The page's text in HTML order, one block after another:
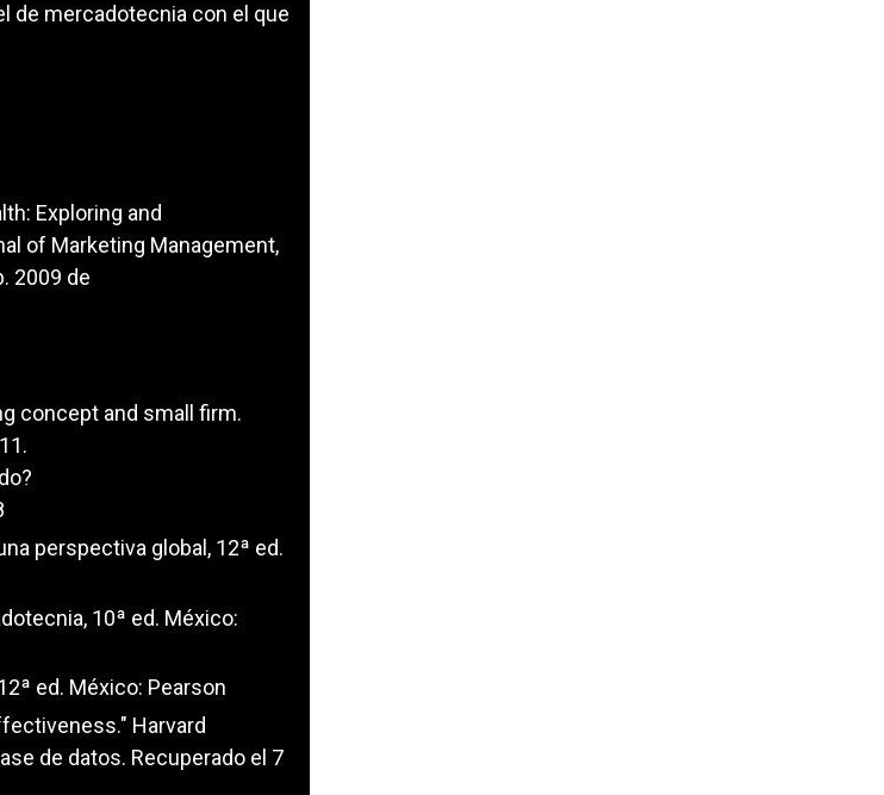
de mercadotecnia con el que
Exploring and
of Marketing Management,
2009 de
concept and small firm.
perspectiva global, 12ª ed.
10ª ed. México:
ed. México: Pearson
Harvard
de datos. Recuperado el 7